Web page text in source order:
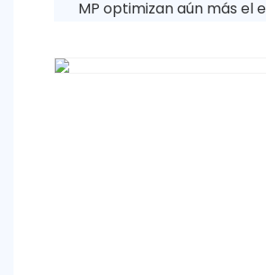
MP optimizan aún más el